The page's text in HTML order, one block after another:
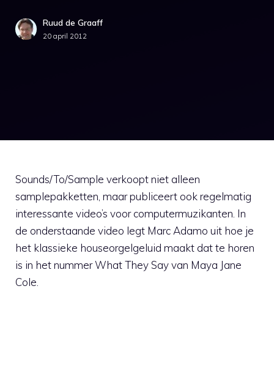
Ruud de Graaff
20 april 2012
Sounds/To/Sample verkoopt niet alleen
samplepakketten, maar publiceert ook regelmatig
interessante video’s voor computermuzikanten. In
de onderstaande video legt Marc Adamo uit hoe je
het klassieke houseorgelgeluid maakt dat te horen
is in het nummer What They Say van Maya Jane
Cole.